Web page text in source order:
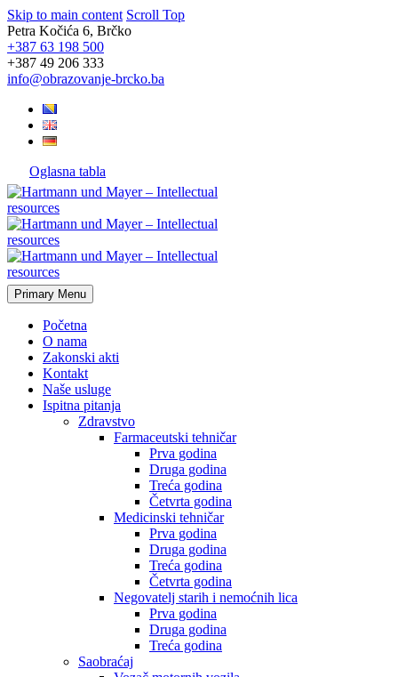
Skip to main content Scroll Top
Petra Kočića 6, Brčko
+387 63 198 500
+387 49 206 333
info@obrazovanje-brcko.ba
Oglasna tabla
Primary Menu
Početna
O nama
Zakonski akti
Kontakt
Naše usluge
Ispitna pitanja
Zdravstvo
Farmaceutski tehničar
Prva godina
Druga godina
Treća godina
Četvrta godina
Medicinski tehničar
Prva godina
Druga godina
Treća godina
Četvrta godina
Negovatelj starih i nemoćnih lica
Prva godina
Druga godina
Treća godina
Saobraćaj